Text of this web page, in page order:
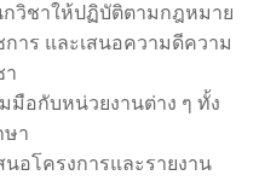
วิชาให้ปฏิบัติตามกฎหมาย
าร และเสนอความดีความ
า
มือกับหน่วยงานต่าง ๆ ทั้ง
ษา
อโครงการและรายงาน